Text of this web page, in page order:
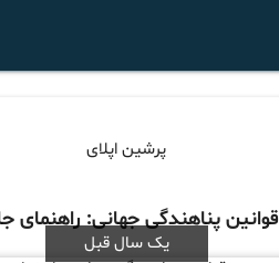
پرشین اپلای
قوانین پناهندگی جهانی: راهنمای
یک سال قبل